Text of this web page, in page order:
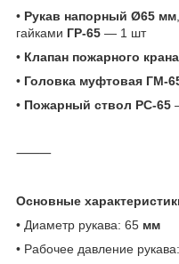
• Рукав напорный Ø65 мм
гайками ГР-65 — 1 шт
• Клапан пожарного
• Головка муфтовая ГМ-
• Пожарный ствол РС-65
⸻
Основные
• Диаметр рукава: 65 мм
• Рабочее давление рукава: